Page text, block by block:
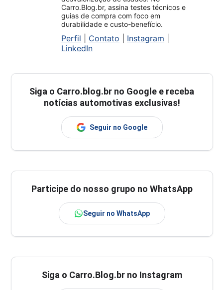
Carro.Blog.br, assina testes técnicos e
guias de compra com foco em
durabilidade e custo-benefício.
Perfil Contato Instagram
LinkedIn
Siga o Carro.blog.br no Google e receba
notícias automotivas exclusivas!
Seguir no Google
Participe do nosso grupo no WhatsApp
Seguir no WhatsApp
Siga o Carro.Blog.br no Instagram